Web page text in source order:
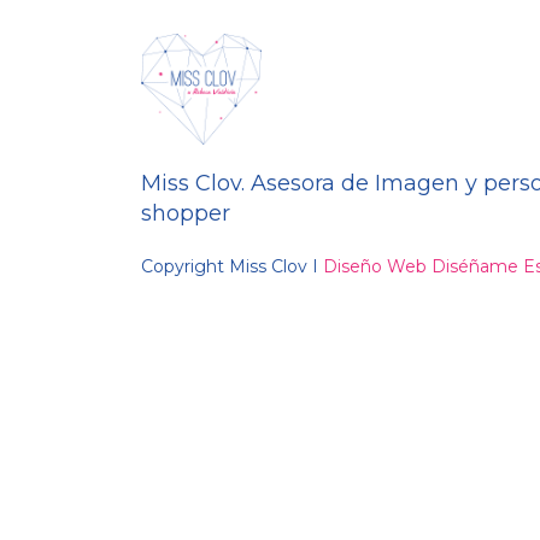
Miss Clov. Asesora de Imagen y
shopper
Copyright Miss Clov I Diseño Web Diséñame